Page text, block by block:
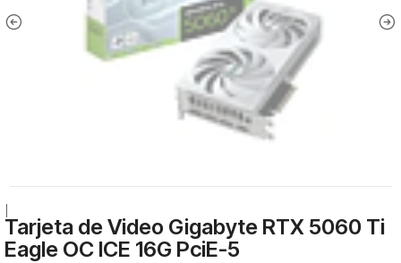
Tarjeta de Video Gigabyte RTX 5060 Ti
Eagle OC ICE 16G PciE-5